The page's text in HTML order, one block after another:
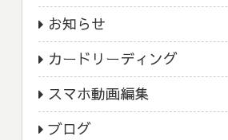
お知らせ
カードリーディング
スマホ動画編集
ブログ